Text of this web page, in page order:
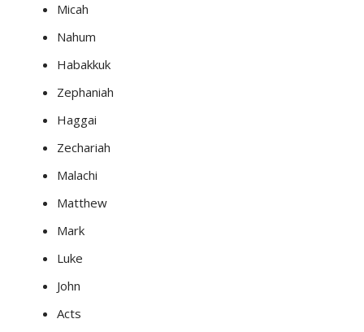
Micah
Nahum
Habakkuk
Zephaniah
Haggai
Zechariah
Malachi
Matthew
Mark
Luke
John
Acts